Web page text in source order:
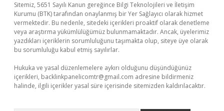
Sitemiz, 5651 Sayılı Kanun gereğince Bilgi Teknolojileri ve İletişim
Kurumu (BTK) tarafından onaylanmış bir Yer Sağlayıcı olarak hizmet
vermektedir. Bu nedenle, sitedeki içerikleri proaktif olarak denetleme
veya araştırma yükümlülüğümüz bulunmamaktadır. Ancak, üyelerimiz
yazdıkları içeriklerin sorumluluğunu taşımakta olup, siteye üye olarak
bu sorumluluğu kabul etmiş sayılırlar.
Hukuka ve yasal düzenlemelere aykırı olduğunu düşündüğünüz
içerikleri, backlinkpanelicomtr@gmail.com adresine bildirmeniz
halinde, ilgili içerikler yasal süre içerisinde sitemizden kaldırılacaktır.